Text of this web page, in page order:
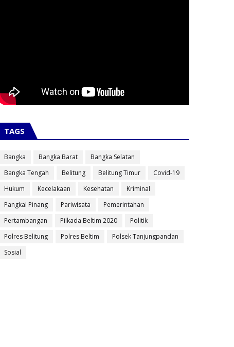
TAGS
Bangka Bangka Barat
Bangka Selatan
Bangka Tengah
Belitung Belitung Timur
Covid-19
Hukum
Kecelakaan Kesehatan
Kriminal
Pangkal Pinang
Pariwisata
Pemerintahan
Pertambangan
Pilkada Beltim 2020
Politik
Polres Belitung
Polres Beltim
Polsek Tanjungpandan
Sosial